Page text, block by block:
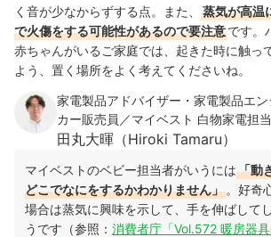
く音が少なからずする点。また、
蒸気が高温
で火傷をする可能性があるので要注意です。
赤ちゃんがいるご家庭では、起きた時に触っ
よう、置く場所をよく考えてくださいね。
家電製品アドバイザー・家電製品エ
カー販売員／マイベスト 白物家電担当
田丸大暉（Hiroki Tamaru）
マイベストのベビー担当者がいうには「動
どこでなにをするかわかりません」 。好奇
場合は蒸気に興味を示して、手を伸ばして
うです（参照： 消費者庁「Vol.572 暖房器